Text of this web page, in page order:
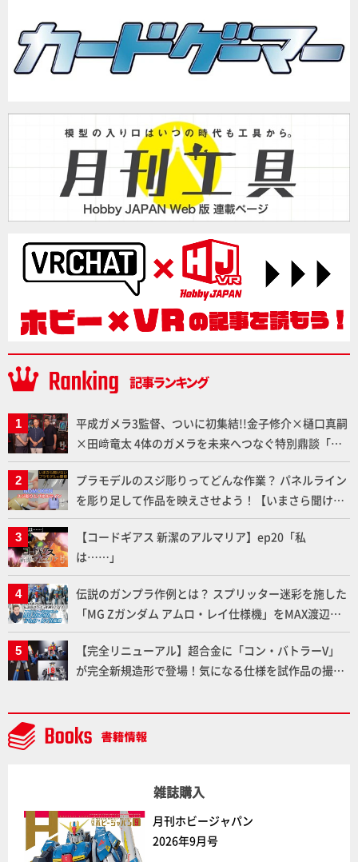
平成ガメラ3監督、ついに初集結!!金子修介×樋口真嗣
×田﨑竜太 4体のガメラを未来へつなぐ特別鼎談「ガ
メラ永久保存化プロジェクト FINAL」
プラモデルのスジ彫りってどんな作業？ パネルライン
を彫り足して作品を映えさせよう！【いまさら聞けな
いプラモデルの基礎：スジ彫りとパネルライン】
【コードギアス 新潔のアルマリア】ep20「私
は……」
伝説のガンプラ作例とは？ スプリッター迷彩を施した
「MG Zガンダム アムロ・レイ仕様機」をMAX渡辺が
ふたたび塗る!!【試し読み】
【完全リニューアル】超合金に「コン・バトラーV」
が完全新規造形で登場！気になる仕様を試作品の撮り
ト」セット情報もお届け！【超合金の魂】
雑誌購入
月刊ホビージャパン
2026年9月号